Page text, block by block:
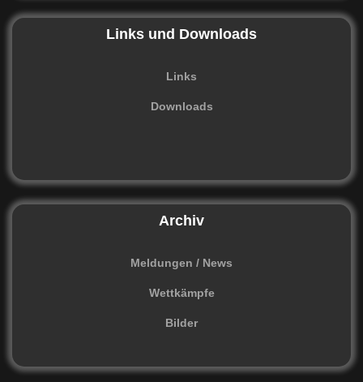
Links und Downloads
Links
Downloads
Archiv
Meldungen / News
Wettkämpfe
Bilder